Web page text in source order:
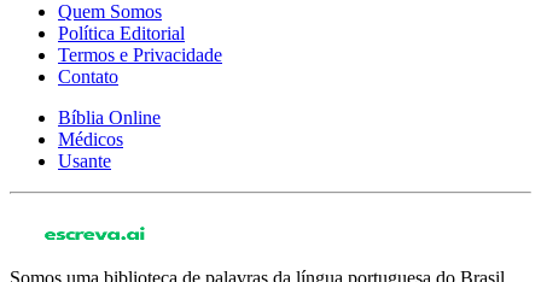
Quem Somos
Política Editorial
Termos e Privacidade
Contato
Bíblia Online
Médicos
Usante
Somos uma biblioteca de palavras da língua portuguesa do Brasil